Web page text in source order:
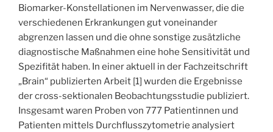
Biomarker-Konstellationen im Nervenwasser, die die
verschiedenen Erkrankungen gut voneinander
abgrenzen lassen und die ohne sonstige zusätzliche
diagnostische Maßnahmen eine hohe Sensitivität und
Spezifität haben. In einer aktuell in der Fachzeitschrift
„Brain“ publizierten Arbeit [1] wurden die Ergebnisse
der cross-sektionalen Beobachtungsstudie publiziert.
Insgesamt waren Proben von 777 Patientinnen und
Patienten mittels Durchflusszytometrie analysiert